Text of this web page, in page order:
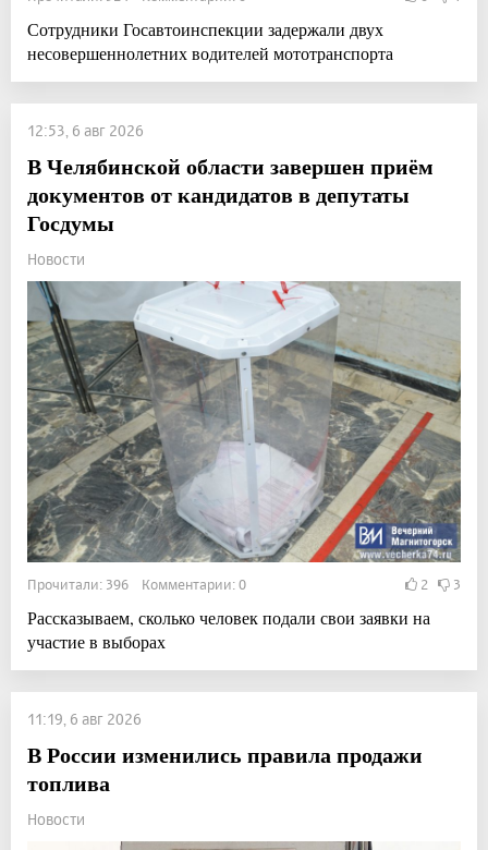
Сотрудники Госавтоинспекции задержали двух
несовершеннолетних водителей мототранспорта
12:53, 6 авг 2026
В Челябинской области завершен приём
документов от кандидатов в депутаты
Госдумы
Новости
Прочитали: 396 Комментарии: 0 2 3
Рассказываем, сколько человек подали свои заявки на
участие в выборах
11:19, 6 авг 2026
В России изменились правила продажи
топлива
Новости